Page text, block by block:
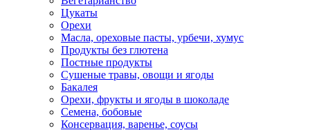
Цукаты
Орехи
Масла, ореховые пасты, урбечи, хумус
Продукты без глютена
Постные продукты
Сушеные травы, овощи и ягоды
Бакалея
Орехи, фрукты и ягоды в шоколаде
Семена, бобовые
Консервация, варенье, соусы